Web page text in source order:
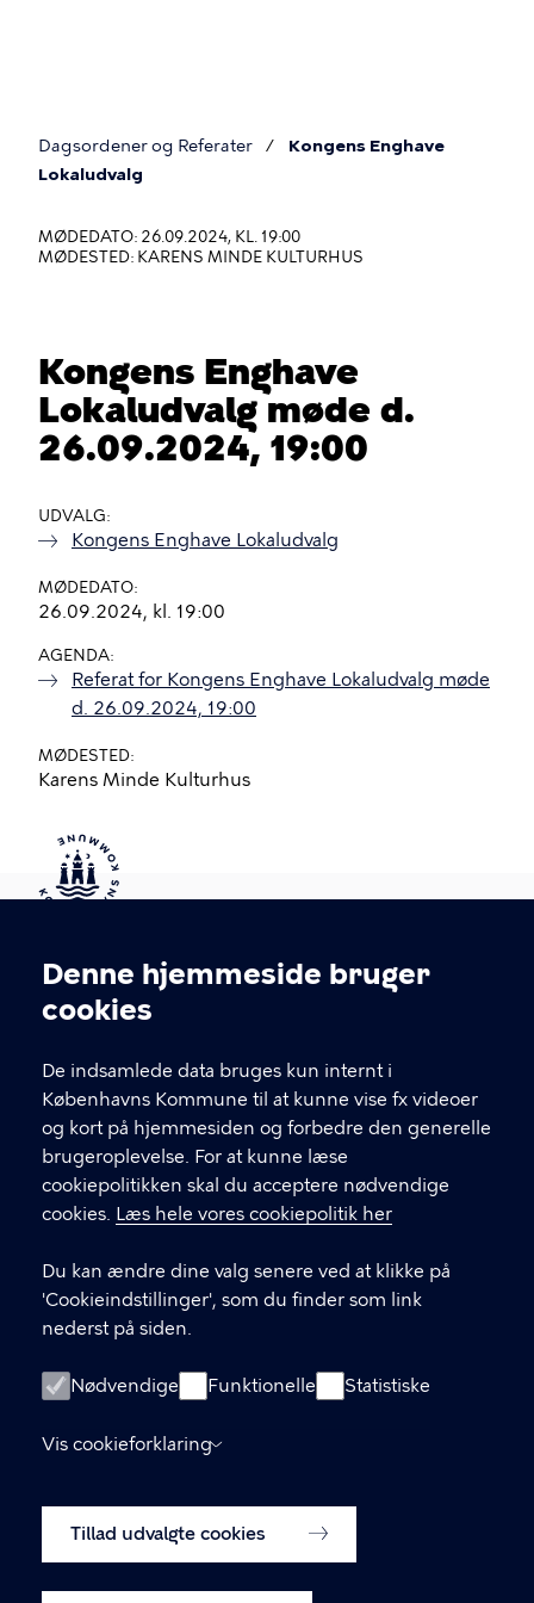
Cookieindstillinger
Denne hjemmeside bruger
cookies
De indsamlede data bruges kun internt i
Københavns Kommune til at kunne vise fx videoer
og kort på hjemmesiden og forbedre den generelle
brugeroplevelse. For at kunne læse
cookiepolitikken skal du acceptere nødvendige
cookies. Læs hele vores cookiepolitik her
Du kan ændre dine valg senere ved at klikke på
'Cookieindstillinger', som du finder som link
nederst på siden.
Nødvendige Funktionelle Statistiske
Vis cookieforklaring
Tillad udvalgte cookies
Du
her
Dagsordener og Referater
Kongens Enghave
Lokaludvalg
MØDEDATO: 26.09.2024, KL. 19:00
MØDESTED: KARENS MINDE KULTURHUS
Kongens Enghave
Lokaludvalg møde d.
26.09.2024, 19:00
UDVALG
Kongens Enghave Lokaludvalg
MØDEDATO
26.09.2024, kl. 19:00
AGENDA
Referat for Kongens Enghave Lokaludvalg møde
d. 26.09.2024, 19:00
MØDESTED
Karens Minde Kulturhus
Kontakt Københavns Kommune
T
fFind andre kontakter her
CVR-nummer64942212
GENVEJE
Digital Post
Databeskyttelse
Tilgængelighedserklæring
Om hjemmesiden
Cookiepolitik